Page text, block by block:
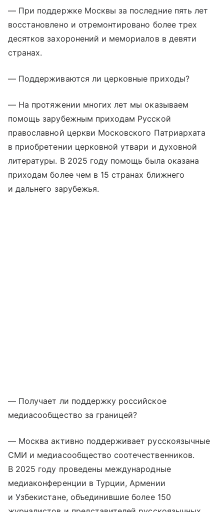
— При поддержке Москвы за последние пять лет
восстановлено и отремонтировано более трех
десятков захоронений и мемориалов в девяти
странах.
— Поддерживаются ли церковные приходы?
— На протяжении многих лет мы оказываем
помощь зарубежным приходам Русской
православной церкви Московского Патриархата
в приобретении церковной утвари и духовной
литературы. В 2025 году помощь была оказана
приходам более чем в 15 странах ближнего
и дальнего зарубежья.
— Получает ли поддержку российское
медиасообщество за границей?
— Москва активно поддерживает русскоязычные
СМИ и медиасообщество соотечественников.
В 2025 году проведены международные
медиаконференции в Турции, Армении
и Узбекистане, объединившие более 150